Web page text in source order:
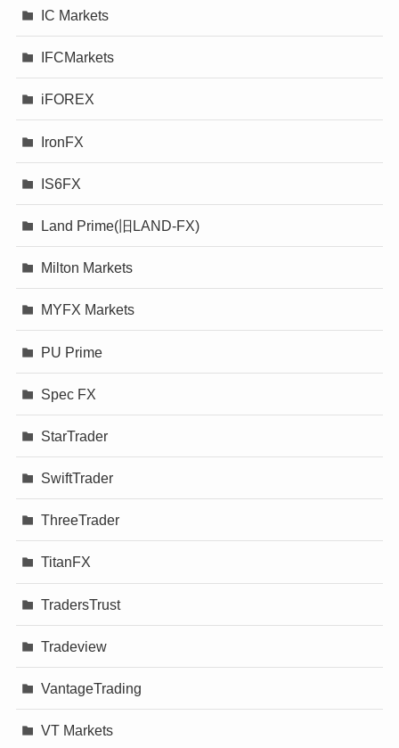
IC Markets
IFCMarkets
iFOREX
IronFX
IS6FX
Land Prime(旧LAND-FX)
Milton Markets
MYFX Markets
PU Prime
Spec FX
StarTrader
SwiftTrader
ThreeTrader
TitanFX
TradersTrust
Tradeview
VantageTrading
VT Markets